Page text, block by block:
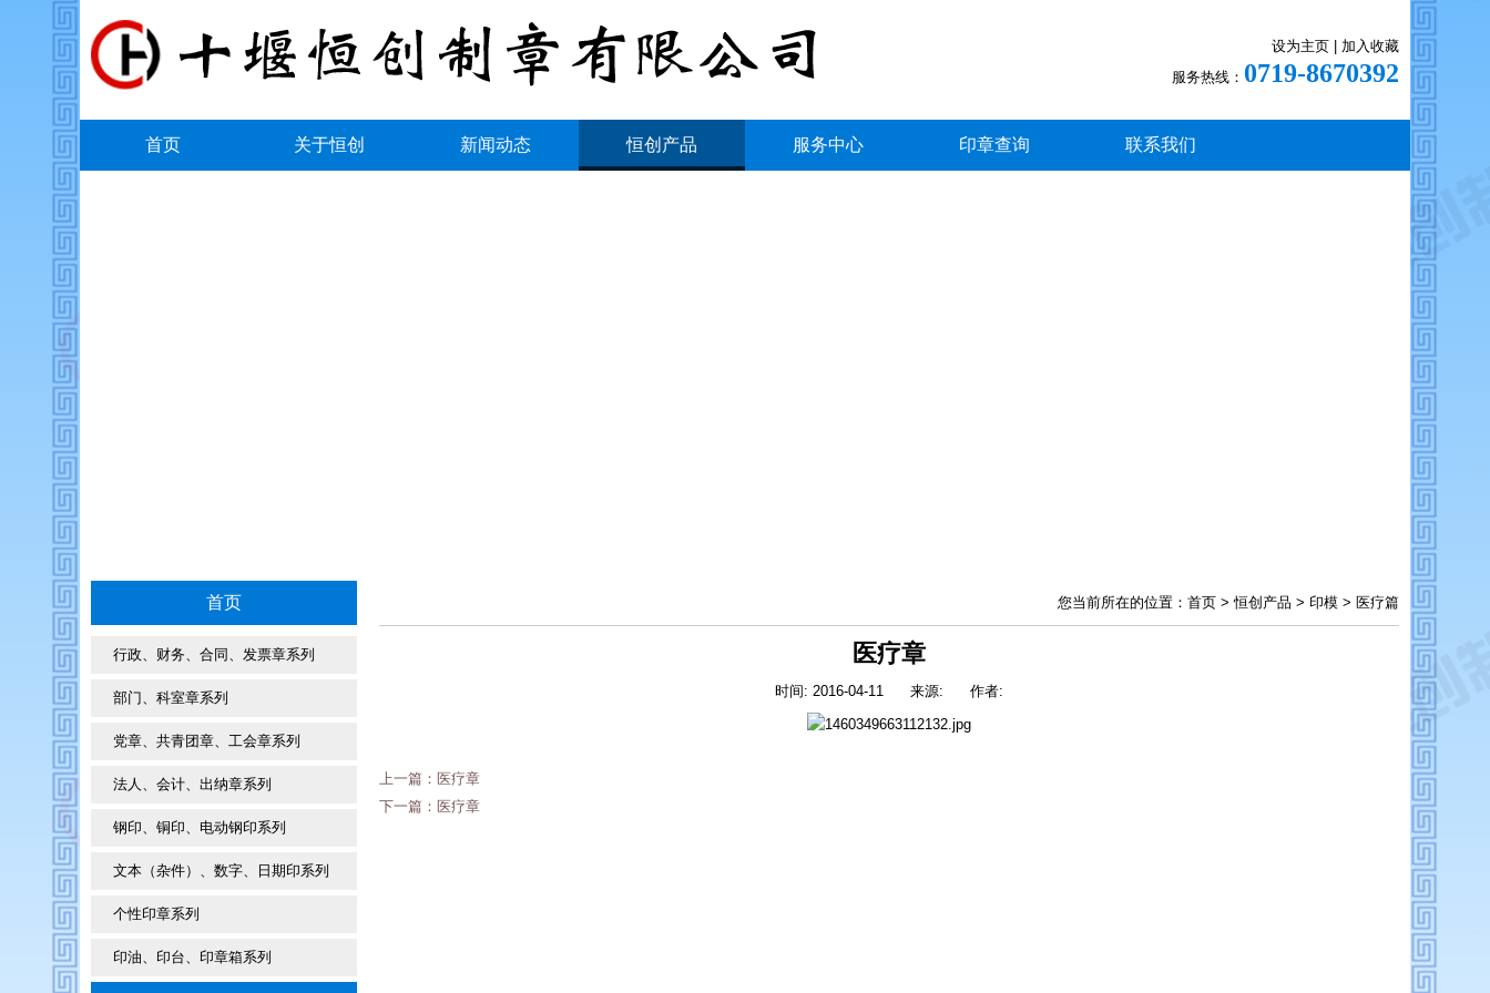
设为主页
加入收藏
服务热线： 0719-8670392
首页 关于恒创 新闻动态 恒创产品 服务中心 印章查询 联系我们
首页
行政、财务、合同、发票章系列
部门、科室章系列
党章、共青团章、工会章系列
法人、会计、出纳章系列
钢印、铜印、电动钢印系列
文本（杂件）、数字、日期印系列
个性印章系列
印油、印台、印章箱系列
您当前所在的位置： 首页 >恒创产品 > 印模 > 医疗篇
医疗章
时间: 2016-04-11 来源: 作者:
上一篇： 医疗章
下一篇： 医疗章